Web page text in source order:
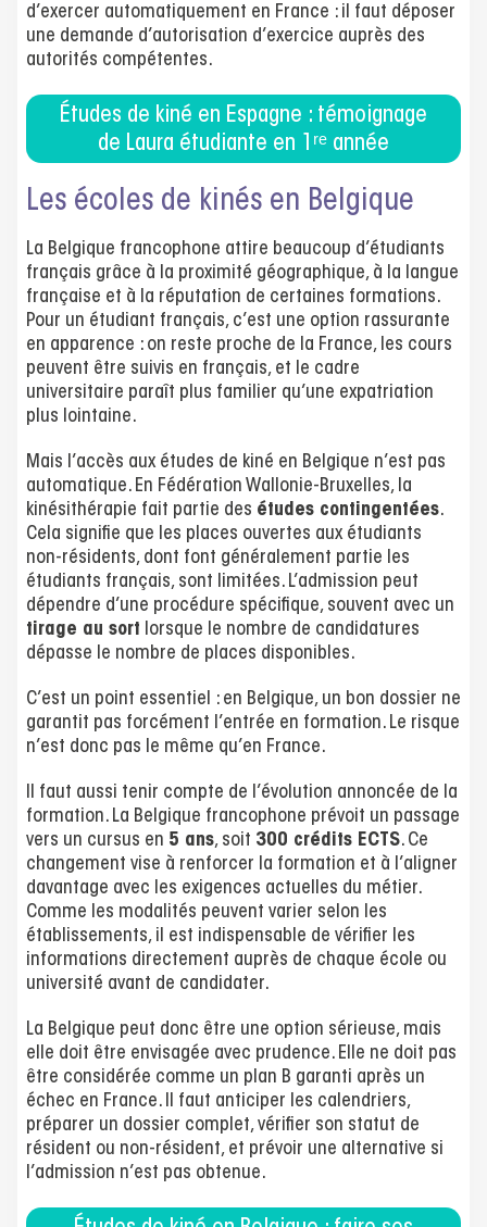
d’exercer automatiquement en France : il faut déposer
une demande d’autorisation d’exercice auprès des
autorités compétentes.
Études de kiné en Espagne : témoignage
de Laura étudiante en 1ʳᵉ année
Les écoles de kinés en Belgique
La Belgique francophone attire beaucoup d’étudiants
français grâce à la proximité géographique, à la langue
française et à la réputation de certaines formations.
Pour un étudiant français, c’est une option rassurante
en apparence : on reste proche de la France, les cours
peuvent être suivis en français, et le cadre
universitaire paraît plus familier qu’une expatriation
plus lointaine.
Mais l’accès aux études de kiné en Belgique n’est pas
automatique. En Fédération Wallonie-Bruxelles, la
kinésithérapie fait partie des études contingentées.
Cela signifie que les places ouvertes aux étudiants
non-résidents, dont font généralement partie les
étudiants français, sont limitées. L’admission peut
dépendre d’une procédure spécifique, souvent avec un
tirage au sort lorsque le nombre de candidatures
dépasse le nombre de places disponibles.
C’est un point essentiel : en Belgique, un bon dossier ne
garantit pas forcément l’entrée en formation. Le risque
n’est donc pas le même qu’en France.
Il faut aussi tenir compte de l’évolution annoncée de la
formation. La Belgique francophone prévoit un passage
vers un cursus en 5 ans, soit 300 crédits ECTS. Ce
changement vise à renforcer la formation et à l’aligner
davantage avec les exigences actuelles du métier.
Comme les modalités peuvent varier selon les
établissements, il est indispensable de vérifier les
informations directement auprès de chaque école ou
université avant de candidater.
La Belgique peut donc être une option sérieuse, mais
elle doit être envisagée avec prudence. Elle ne doit pas
être considérée comme un plan B garanti après un
échec en France. Il faut anticiper les calendriers,
préparer un dossier complet, vérifier son statut de
résident ou non-résident, et prévoir une alternative si
l’admission n’est pas obtenue.